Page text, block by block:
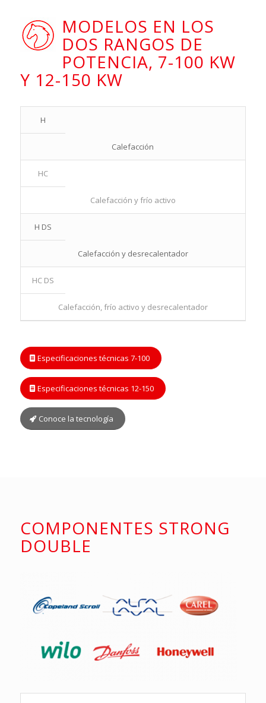
MODELOS EN LOS
DOS RANGOS DE
POTENCIA, 7-100 KW
Y 12-150 KW
H
Calefacción
HC
Calefacción y frío activo
H DS
Calefacción y desrecalentador
HC DS
Calefacción, frío activo y desrecalentador
Especificaciones técnicas 7-100
Especificaciones técnicas 12-150
Conoce la tecnología
COMPONENTES STRONG
DOUBLE